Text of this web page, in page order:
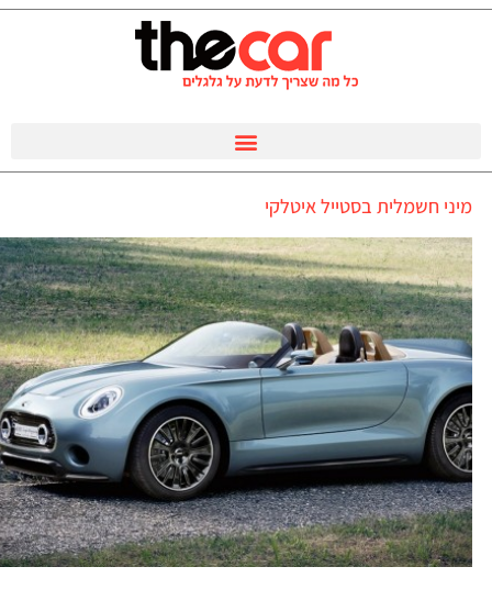
מיני חשמלית בסטייל איטלקי